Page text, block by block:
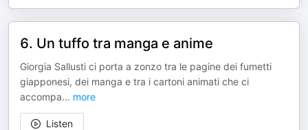
6. Un tuffo tra manga e anime
Giorgia Sallusti ci porta a zonzo tra le pagine dei fumetti
giapponesi, dei manga e tra i cartoni animati che ci
accompa... more
Listen